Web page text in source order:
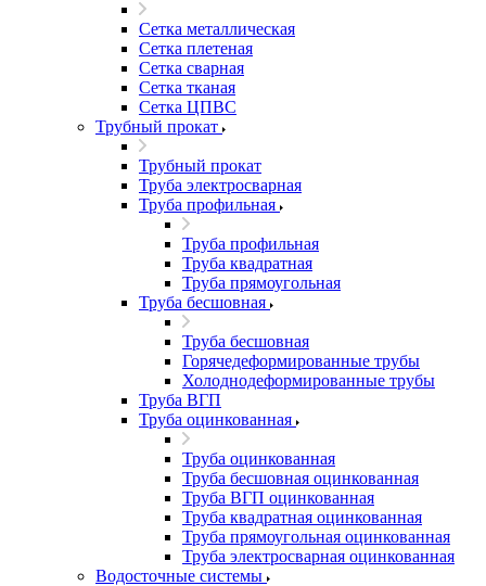
Сетка металлическая
Сетка плетеная
Сетка сварная
Сетка тканая
Сетка ЦПВС
Трубный прокат
Трубный прокат
Труба электросварная
Труба профильная
Труба профильная
Труба квадратная
Труба прямоугольная
Труба бесшовная
Труба бесшовная
Горячедеформированные трубы
Холоднодеформированные трубы
Труба ВГП
Труба оцинкованная
Труба оцинкованная
Труба бесшовная оцинкованная
Труба ВГП оцинкованная
Труба квадратная оцинкованная
Труба прямоугольная оцинкованная
Труба электросварная оцинкованная
Водосточные системы